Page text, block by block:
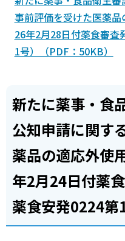
事前評価を受けた医薬
26年2月28日付薬食審査
1号）（PDF：50KB）
新たに薬事・食
公知申請に関す
薬品の適応外使
年2月24日付薬
薬食安発0224第1